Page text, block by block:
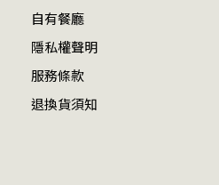
自有餐廳
隱私權聲明
服務條款
退換貨須知